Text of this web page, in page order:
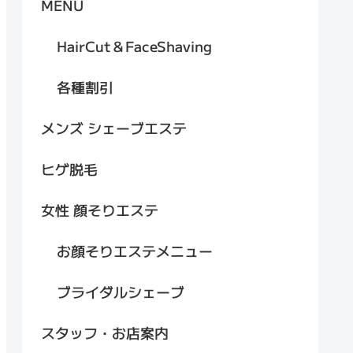
MENU
HairCut＆FaceShaving
各種割引
メンズ シェーブエステ
ヒゲ脱毛
女性 顔そりエステ
お顔そりエステメニュー
ブライダルシェーブ
スタッフ・お店案内